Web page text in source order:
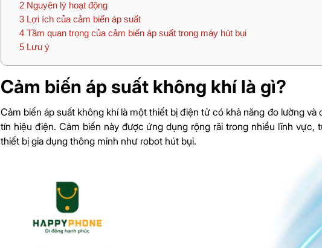
2 Nguyên lý hoạt động
3 Lợi ích của cảm biến áp suất
4 Tầm quan trọng của cảm biến áp suất trong máy hút bụi
5 Lưu ý
Cảm biến áp suất không khí là gì?
Cảm biến áp suất không khí là một thiết bị điện tử có khả năng đo lường
tín hiệu điện. Cảm biến này được ứng dụng rộng rãi trong nhiều lĩnh
thiết bị gia dụng thông minh như robot hút bụi.